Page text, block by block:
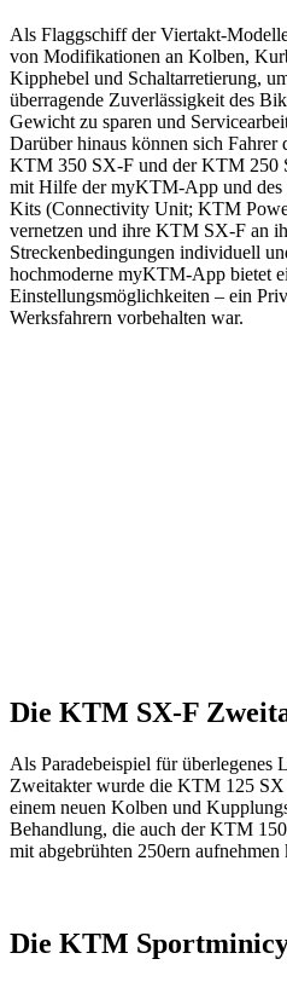
Als Flaggschiff der Viertakt-
von Modifikationen an Kolben,
Kipphebel und Schaltarretierung,
überragende Zuverlässigkeit des
Gewicht zu sparen und
Darüber hinaus können sich
KTM 350 SX-F und der KTM 250
mit Hilfe der myKTM-App und des
Kits (Connectivity Unit; KTM
vernetzen und ihre KTM SX-F an
Streckenbedingungen individuell
hochmoderne myKTM-App bietet
Einstellungsmöglichkeiten – ein
Werksfahrern vorbehalten war.
Die KTM SX-F
Als Paradebeispiel für
Zweitakter wurde die KTM 125
einem neuen Kolben und
Behandlung, die auch der KTM
mit abgebrühten 250ern aufnehmen
Die KTM